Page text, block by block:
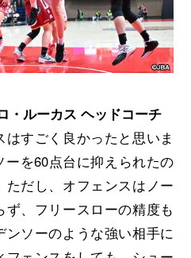
ルーカス ヘッドコーチ
すごく良かったと思いま
を60点台に抑えられたの
ただし、オフェンスはノー
、フリースローの精度も
ソーのような強い相手に